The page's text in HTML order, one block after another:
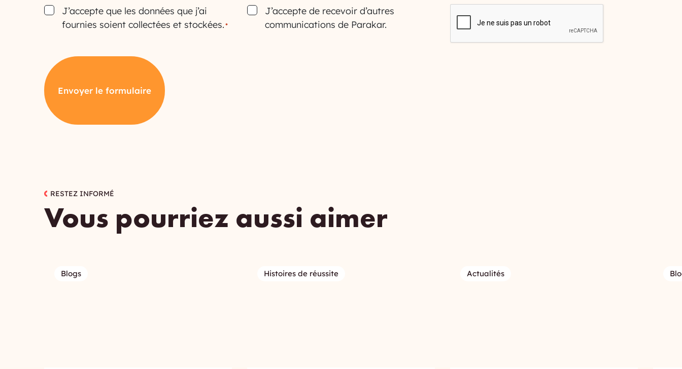
ConsentJ’accepte que les données que j’ai
fournies soient collectées et stockées.*
ConsentJ’accepte de recevoir d’autres
communications de Parakar.
CAPTCHA
Envoyer le formulaire
RESTEZ INFORMÉ
Vous pourriez aussi aimer
Blogs Histoires de réussite Actualités